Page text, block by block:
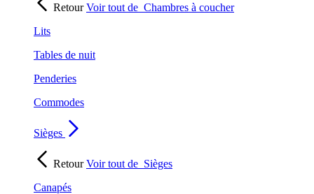
RetourVoir tout de Chambres à coucher
Lits
Tables de nuit
Penderies
Commodes
Sièges
RetourVoir tout de Sièges
Canapés